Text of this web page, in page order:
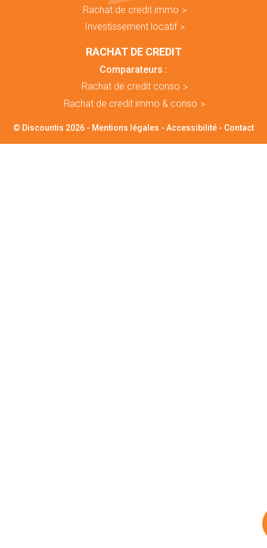
Rachat de credit immo
Investissement locatif
RACHAT DE CREDIT
Comparateurs :
Rachat de credit conso
Rachat de credit immo & conso
© Discountis 2026 - Mentions légales - Accessibilité - Contact